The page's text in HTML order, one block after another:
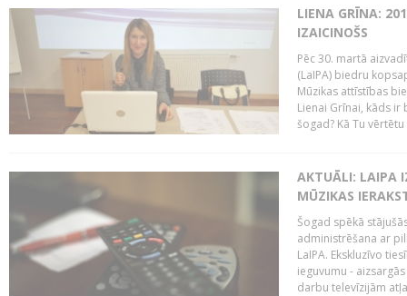
LIENA GRĪNA:
IZAICINOŠS
Pēc 30. martā
(LaIPA) biedru
Mūzikas attīstības
Lienai Grīnai, kāds ir
šogad? Kā Tu
AKTUĀLI: LAIPA
MŪZIKAS
Šogad spēkā
administrēšana ar
LaIPA. Ekskluzīvo
ieguvumu -
darbu televīzijām